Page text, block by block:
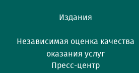
Издания
Независимая оценка качества
оказания услуг
Пресс-центр